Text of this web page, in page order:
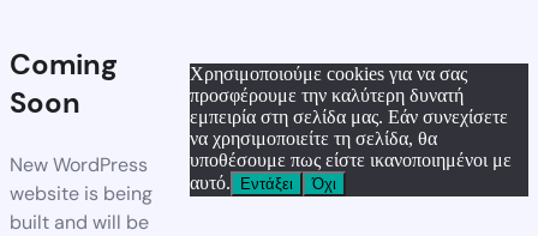
Coming
Soon
New WordPress
website is being
built and will be
Χρησιμοποιούμε cookies για να σας
προσφέρουμε την καλύτερη δυνατή
εμπειρία στη σελίδα μας. Εάν συνεχίσετε
να χρησιμοποιείτε τη σελίδα, θα
υποθέσουμε πως είστε ικανοποιημένοι με
αυτό.
Εντάξει Όχι